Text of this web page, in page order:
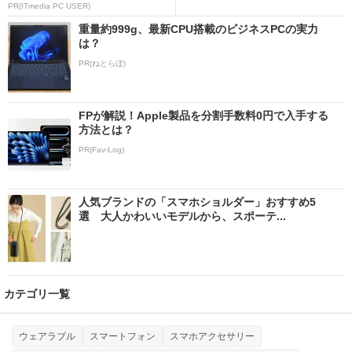
PR(ITmedia PC USER)
重量約999g、最新CPU搭載のビジネスPCの実力
は？
PR(ねとらぼ)
FPが解説！Apple製品を分割手数料0円で入手する
方法とは？
PR(Fav-Log)
人気ブランドの「スマホショルダー」おすすめ5
選 大人かわいいモデルから、スポーテ...
カテゴリ一覧
ウェアラブル スマートフォン スマホアクセサリー